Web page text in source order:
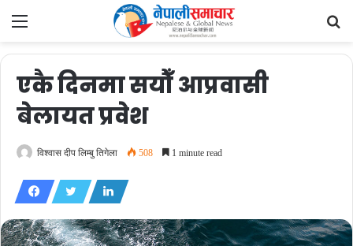
Menu
एकै दिनमा सयौँ आप्रवासी
बेलायत प्रवेश
विश्वास दीप लिम्बु तिगेला 508 1 minute read